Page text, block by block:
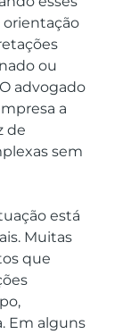
ou
advogado
a
de
sem
está
Muitas
que
Em alguns